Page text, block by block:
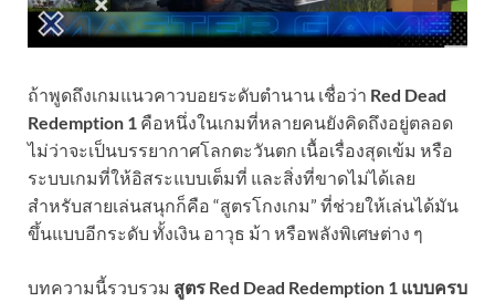
ถ้าพูดถึงเกมแนวคาวบอยระดับตำนาน เชื่อว่า Red Dead
Redemption 1 คือหนึ่งในเกมที่หลายคนยังคิดถึงอยู่ตลอด
ไม่ว่าจะเป็นบรรยากาศโลกตะวันตก เนื้อเรื่องสุดเข้ม หรือ
ระบบเกมที่ให้อิสระแบบเต็มที่ และสิ่งที่ขาดไม่ได้เลย
สำหรับสายเล่นสนุกก็คือ “สูตรโกงเกม” ที่ช่วยให้เล่นได้มัน
ขึ้นแบบอีกระดับ ทั้งเงิน อาวุธ ม้า หรือพลังพิเศษต่าง ๆ
บทความนี้รวบรวม สูตร Red Dead Redemption 1 แบบครบ